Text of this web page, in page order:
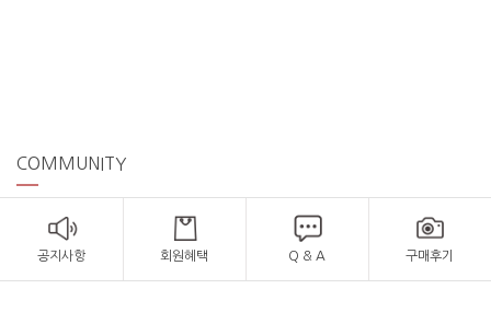
COMMUNITY
공지사항 회원혜택 Q & A 구매후기